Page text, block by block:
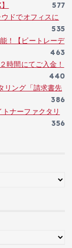
577
ドでオフィスに
535
！【ビートレーデ
463
時間にてご入金！
440
リング「請求書先
386
ナーファクタリ
356